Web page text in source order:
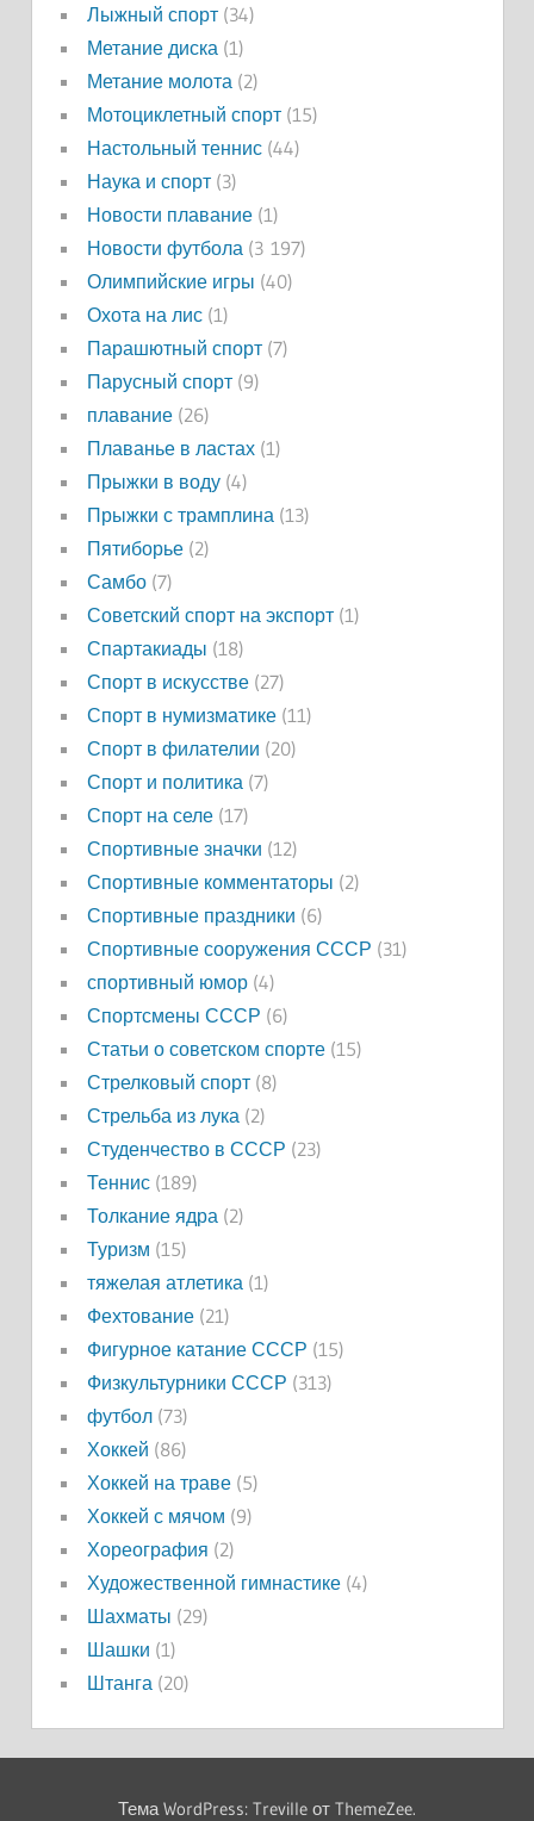
Лыжный спорт(34)
Метание диска (1)
Метание молота (2)
Мотоциклетный спорт(15)
Настольный теннис(44)
Наука и спорт(3)
Новости плавание(1)
Новости футбола (3 197)
Олимпийские игры (40)
Охота на лис(1)
Парашютный спорт(7)
Парусный спорт(9)
плавание(26)
Плаванье в ластах(1)
Прыжки в воду(4)
Прыжки с трамплина (13)
Пятиборье(2)
Самбо(7)
Советский спорт на экспорт(1)
Спартакиады (18)
Спорт в искусстве(27)
Спорт в нумизматике(11)
Спорт в филателии (20)
Спорт и политика (7)
Спорт на селе(17)
Спортивные значки (12)
Спортивные комментаторы (2)
Спортивные праздники (6)
Спортивные сооружения СССР (31)
спортивный юмор(4)
Спортсмены СССР (6)
Статьи о советском спорте(15)
Стрелковый спорт(8)
Стрельба из лука (2)
Студенчество в СССР (23)
Теннис(189)
Толкание ядра (2)
Туризм (15)
тяжелая атлетика (1)
Фехтование(21)
Фигурное катание СССР (15)
Физкультурники СССР (313)
футбол(73)
Хоккей (86)
Хоккей на траве(5)
Хоккей с мячом (9)
Хореография (2)
Художественной гимнастике(4)
Шахматы (29)
Шашки (1)
Штанга (20)
Тема WordPress: Treville от ThemeZee.